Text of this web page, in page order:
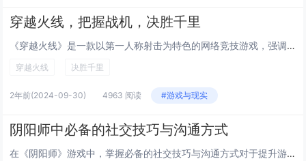
穿越火线，把握战机，决胜千里
《穿越火线》是一款以第一人称射击为特色的网络竞技游戏，强调玩家之间的对抗与合作。游戏中，玩家需把握战机，精准射击，通过团队协作完成各种任务与挑战，体验紧张刺激的战斗氛围。在瞬息万变的战场上，如何运筹帷幄、决胜千里，成为每位玩家追求的目标。今...
穿越火线 决胜千里
2年前(2024-09-30) 4963 阅读 #游戏与现实
阴阳师中必备的社交技巧与沟通方式
在《阴阳师》游戏中，掌握必备的社交技巧与沟通方式对于提升游戏体验至关重要。玩家应学会礼貌交流，尊重队友意见，遇到问题时保持冷静，积极沟通解决。加入活跃的寮（公会）可以结识更多朋友，共同参与副本和活动，增强团队协作能力。合理利用游戏内的社交平...